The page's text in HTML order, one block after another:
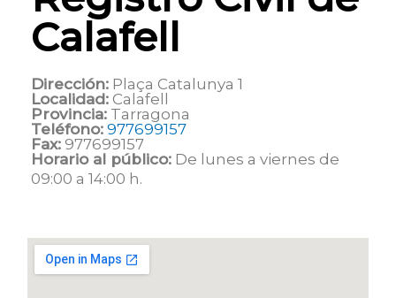
Calafell
Dirección: Plaça Catalunya 1
Localidad: Calafell
Provincia: Tarragona
Teléfono: 977699157
Fax: 977699157
Horario al público: De lunes a viernes de
09:00 a 14:00 h.